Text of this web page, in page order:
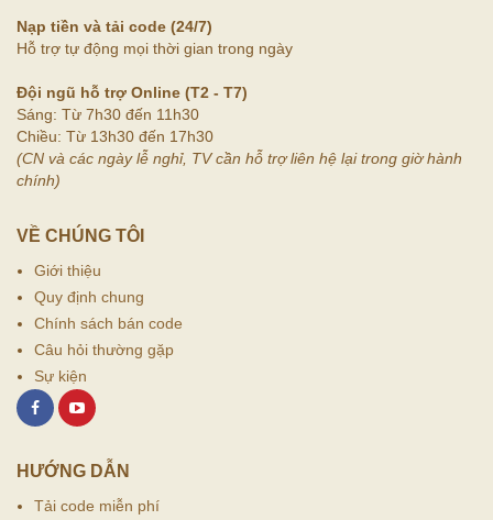
Nạp tiền và tải code (24/7)
Hỗ trợ tự động mọi thời gian trong ngày
Đội ngũ hỗ trợ Online (T2 - T7)
Sáng: Từ 7h30 đến 11h30
Chiều: Từ 13h30 đến 17h30
(CN và các ngày lễ nghỉ, TV cần hỗ trợ liên hệ lại trong giờ hành
chính)
VỀ CHÚNG TÔI
Giới thiệu
Quy định chung
Chính sách bán code
Câu hỏi thường gặp
Sự kiện
HƯỚNG DẪN
Tải code miễn phí